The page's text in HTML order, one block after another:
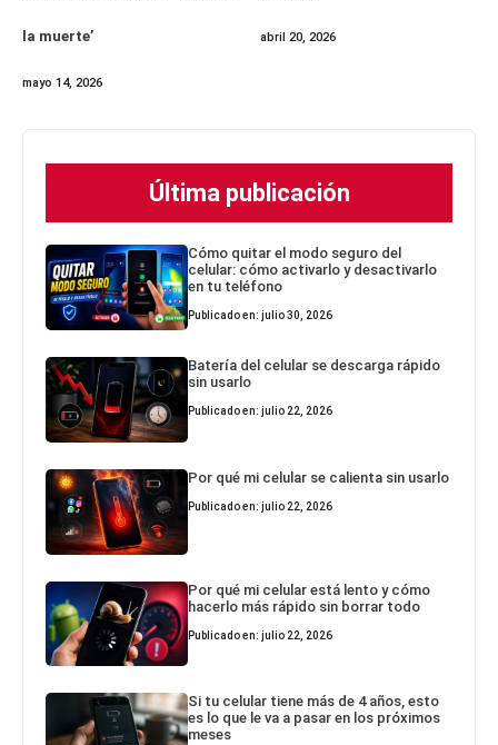
la muerte’
mayo 14, 2026
abril 20, 2026
Última publicación
Cómo quitar el modo seguro del
celular: cómo activarlo y desactivarlo
en tu teléfono
Publicado en: julio 30, 2026
Batería del celular se descarga rápido
sin usarlo
Publicado en: julio 22, 2026
Por qué mi celular se calienta sin usarlo
Publicado en: julio 22, 2026
Por qué mi celular está lento y cómo
hacerlo más rápido sin borrar todo
Publicado en: julio 22, 2026
Si tu celular tiene más de 4 años, esto
es lo que le va a pasar en los próximos
meses